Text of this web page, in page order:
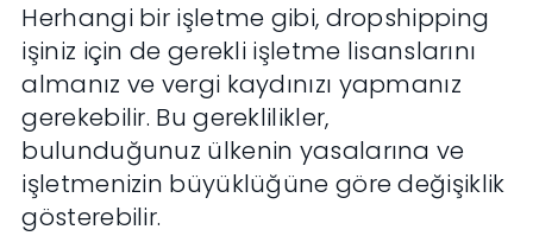
Herhangi bir işletme gibi, dropshipping
işiniz için de gerekli işletme lisanslarını
almanız ve vergi kaydınızı yapmanız
gerekebilir. Bu gereklilikler,
bulunduğunuz ülkenin yasalarına ve
işletmenizin büyüklüğüne göre değişiklik
gösterebilir.